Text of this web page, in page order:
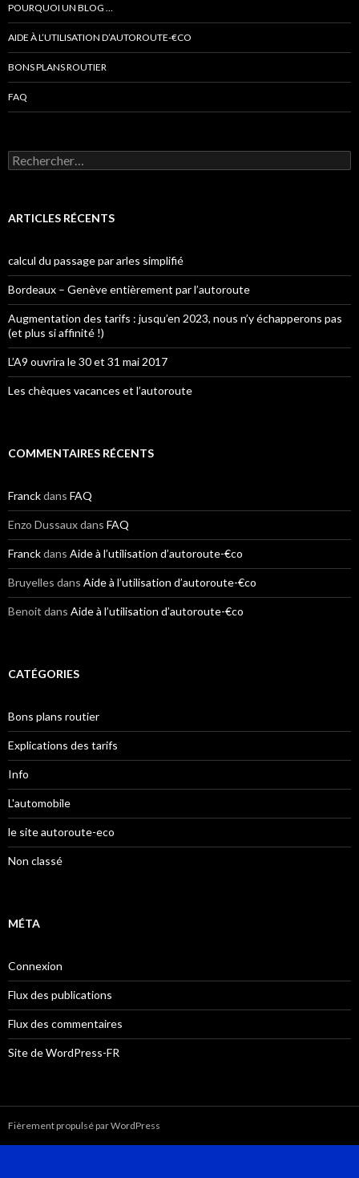
POURQUOI UN BLOG …
AIDE À L’UTILISATION D’AUTOROUTE-€CO
BONS PLANS ROUTIER
FAQ
Rechercher :
ARTICLES RÉCENTS
calcul du passage par arles simplifié
Bordeaux – Genève entièrement par l’autoroute
Augmentation des tarifs : jusqu’en 2023, nous n’y échapperons pas
(et plus si affinité !)
L’A9 ouvrira le 30 et 31 mai 2017
Les chèques vacances et l’autoroute
COMMENTAIRES RÉCENTS
Franckdans FAQ
Enzo Dussauxdans FAQ
Franckdans Aide à l’utilisation d’autoroute-€co
Bruyelles dans Aide à l’utilisation d’autoroute-€co
Benoit dans Aide à l’utilisation d’autoroute-€co
CATÉGORIES
Bons plans routier
Explications des tarifs
Info
L'automobile
le site autoroute-eco
Non classé
MÉTA
Connexion
Flux des publications
Flux des commentaires
Site de WordPress-FR
Fièrement propulsé par WordPress